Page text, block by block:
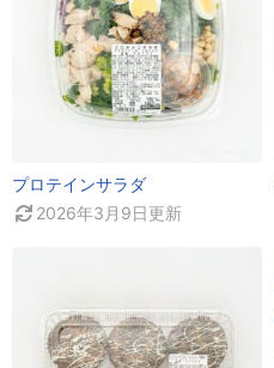
プロテインサラダ
2026年3月9日更新